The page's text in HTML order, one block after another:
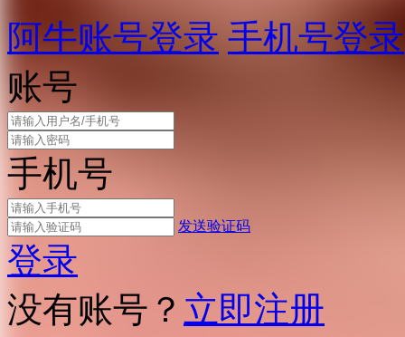
阿牛账号登录 手机号登录
账号
手机号
发送验证码
登录
没有账号？ 立即注册